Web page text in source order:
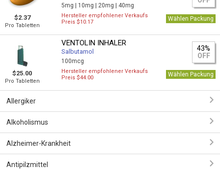
$2.37
Pro Tabletten
5mg | 10mg | 20mg | 40mg
Hersteller empfohlener Verkaufs
Preis $10.17
Wählen Packung
$25.00
Pro Tabletten
VENTOLIN INHALER
Salbutamol
100mcg
43%
OFF
Hersteller empfohlener Verkaufs
Preis $44.00
Wählen Packung
Allergiker
Alkoholismus
Alzheimer-Krankheit
Antipilzmittel